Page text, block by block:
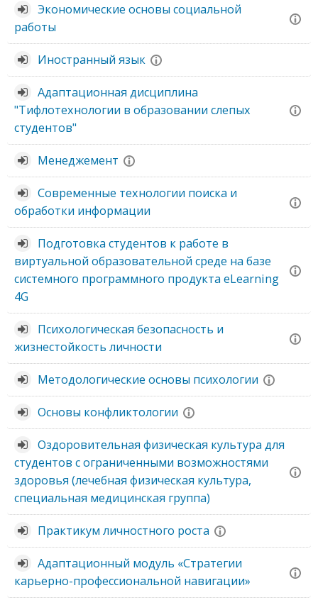
Экономические основы социальной
работы
Иностранный язык
Адаптационная дисциплина
"Тифлотехнологии в образовании слепых
студентов"
Менеджемент
Современные технологии поиска и
обработки информации
Подготовка студентов к работе в
виртуальной образовательной среде на базе
системного программного продукта eLearning
4G
Психологическая безопасность и
жизнестойкость личности
Методологические основы психологии
Основы конфликтологии
Оздоровительная физическая культура для
студентов с ограниченными возможностями
здоровья (лечебная физическая культура,
специальная медицинская группа)
Практикум личностного роста
Адаптационный модуль «Стратегии
карьерно-профессиональной навигации»